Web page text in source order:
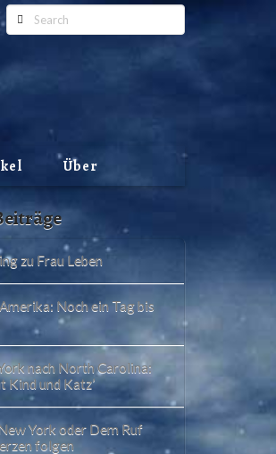
Search
Über
zu Frau Leben
Noch ein Tag bis
nach North Carolina:
Kind und Katz’
York oder Dem Ruf
folgen